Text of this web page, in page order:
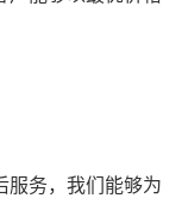
务，我们能够为